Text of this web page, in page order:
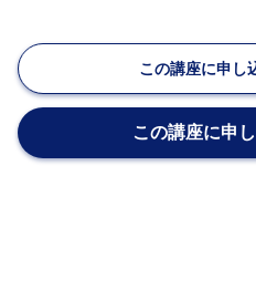
者に適用される規則もしく
う）の制定をすることがで
J-RECが受講者に適用され
を本サイトに掲載した場合
催者が受講者に通知した細
この講座に申し
この講座に申